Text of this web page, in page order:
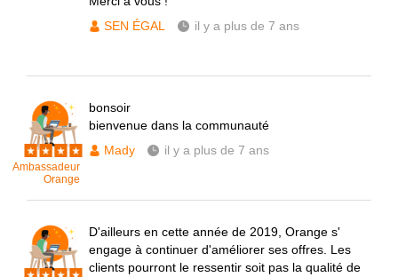
SEN ÉGAL
il y a plus de 7 ans
Ambassadeur
Orange
bonsoir
bienvenue dans la communauté
Mady
il y a plus de 7 ans
D'ailleurs en cette année de 2019, Orange s'
engage à continuer d'améliorer ses offres. Les
clients pourront le ressentir soit pas la qualité de